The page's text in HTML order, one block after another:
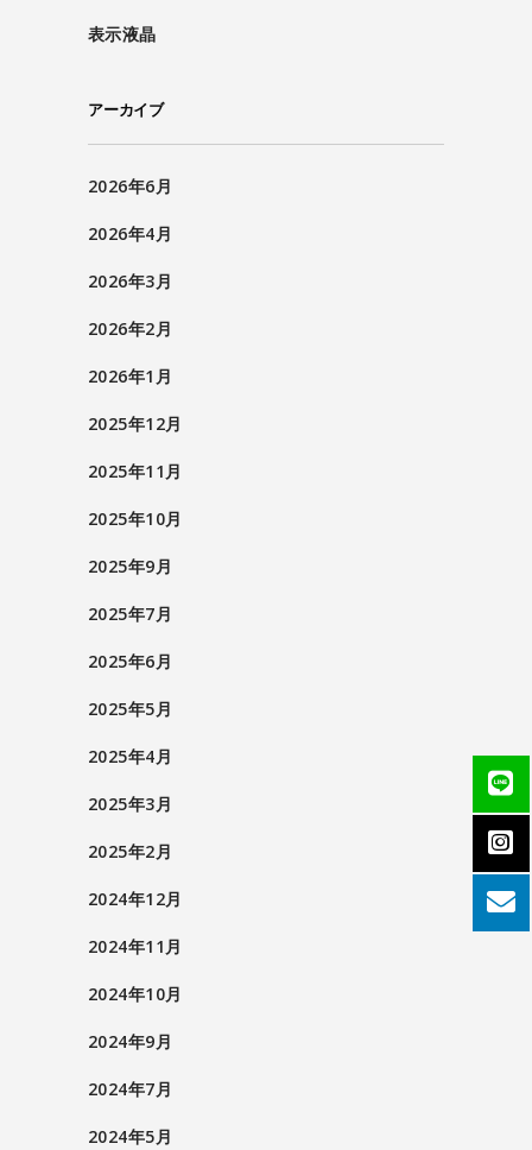
表示液晶
アーカイブ
2026年6月
2026年4月
2026年3月
2026年2月
2026年1月
2025年12月
2025年11月
2025年10月
2025年9月
2025年7月
2025年6月
2025年5月
2025年4月
2025年3月
2025年2月
2024年12月
2024年11月
2024年10月
2024年9月
2024年7月
2024年5月